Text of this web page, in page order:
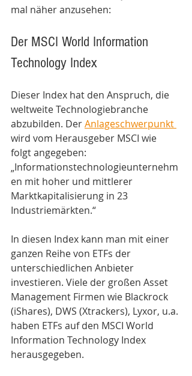
mal näher anzusehen:
Der MSCI World Information
Technology Index
Dieser Index hat den Anspruch, die
weltweite Technologiebranche
abzubilden. Der Anlageschwerpunkt
wird vom Herausgeber MSCI wie
folgt angegeben:
„Informationstechnologieunternehm
en mit hoher und mittlerer
Marktkapitalisierung in 23
Industriemärkten.“
In diesen Index kann man mit einer
ganzen Reihe von ETFs der
unterschiedlichen Anbieter
investieren. Viele der großen Asset
Management Firmen wie Blackrock
(iShares), DWS (Xtrackers), Lyxor, u.a.
haben ETFs auf den MSCI World
Information Technology Index
herausgegeben.